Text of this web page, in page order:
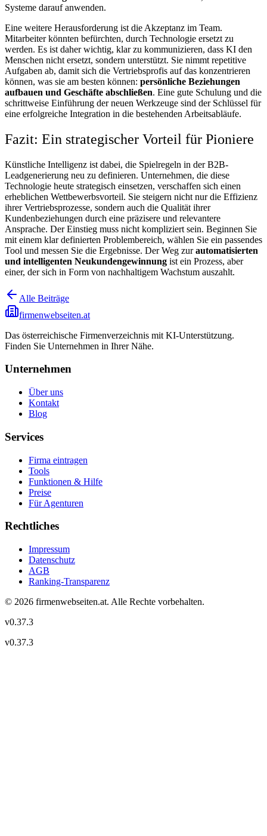
Systeme darauf anwenden.
Eine weitere Herausforderung ist die Akzeptanz im Team.
Mitarbeiter könnten befürchten, durch Technologie ersetzt zu
werden. Es ist daher wichtig, klar zu kommunizieren, dass KI den
Menschen nicht ersetzt, sondern unterstützt. Sie nimmt repetitive
Aufgaben ab, damit sich die Vertriebsprofis auf das konzentrieren
können, was sie am besten können: persönliche Beziehungen
aufbauen und Geschäfte abschließen. Eine gute Schulung und die
schrittweise Einführung der neuen Werkzeuge sind der Schlüssel für
eine erfolgreiche Integration in die bestehenden Arbeitsabläufe.
Fazit: Ein strategischer Vorteil für Pioniere
Künstliche Intelligenz ist dabei, die Spielregeln in der B2B-
Leadgenerierung neu zu definieren. Unternehmen, die diese
Technologie heute strategisch einsetzen, verschaffen sich einen
erheblichen Wettbewerbsvorteil. Sie steigern nicht nur die Effizienz
ihrer Vertriebsprozesse, sondern auch die Qualität ihrer
Kundenbeziehungen durch eine präzisere und relevantere
Ansprache. Der Einstieg muss nicht kompliziert sein. Beginnen Sie
mit einem klar definierten Problembereich, wählen Sie ein passendes
Tool und messen Sie die Ergebnisse. Der Weg zurautomatisierten
und intelligenten Neukundengewinnung ist ein Prozess, aber
einer, der sich in Form von nachhaltigem Wachstum auszahlt.
Alle Beiträge
firmenwebseiten.at
Das österreichische Firmenverzeichnis mit KI-Unterstützung.
Finden Sie Unternehmen in Ihrer Nähe.
Unternehmen
Über uns
Kontakt
Blog
Services
Firma eintragen
Tools
Funktionen & Hilfe
Preise
Für Agenturen
Rechtliches
Impressum
Datenschutz
AGB
Ranking-Transparenz
© 2026 firmenwebseiten.at. Alle Rechte vorbehalten.
v0.37.3
v0.37.3